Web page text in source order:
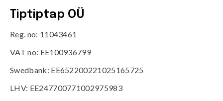
Tiptiptap OÜ
Reg. no: 11043461
VAT no: EE100936799
Swedbank: EE652200221025165725
LHV: EE247700771002975983